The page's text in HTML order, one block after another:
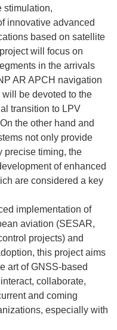
stimulation,
innovative advanced
based on satellite
will focus on
in the arrivals
AR APCH navigation
be devoted to the
transition to LPV
the other hand and
not only provide
precise timing, the
of enhanced
are considered a key
implementation of
aviation (SESAR,
projects) and
this project aims
art of GNSS-based
collaborate,
and coming
especially with